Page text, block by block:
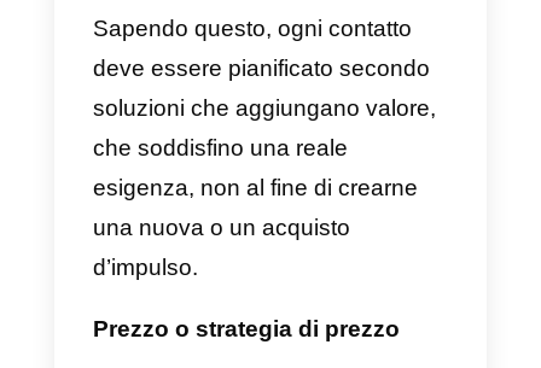
analisi e dati oggettivi. Questo
capire come lavora la tua
azienda cliente e come puoi
aiutare.
Valore d’acquisto per l’azienda
cliente